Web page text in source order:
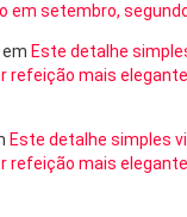
em setembro,
em Este detalhe
refeição mais
Este detalhe simples
refeição mais